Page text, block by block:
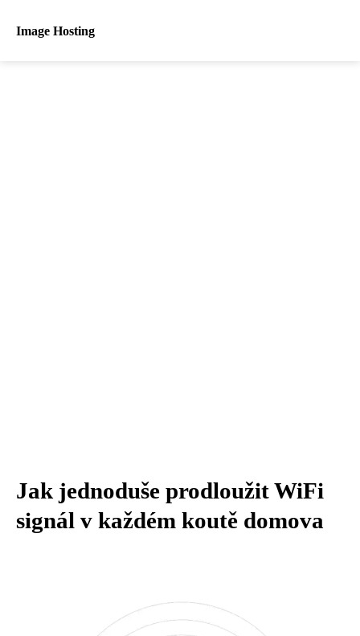
Image Hosting
Jak jednoduše prodloužit WiFi
signál v každém koutě domova